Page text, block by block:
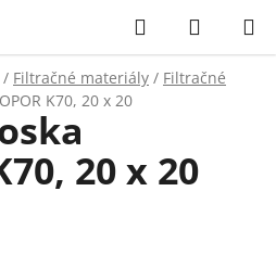
Hľadať
KOŠÍK
/ Filtračné materiály / Filtračné
K70, 20 x 20
20 x 20